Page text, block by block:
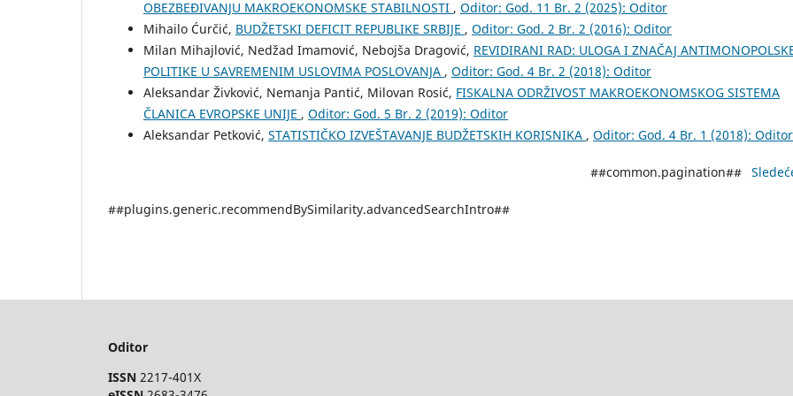
OBEZBEĐIVANJU MAKROEKONOMSKE STABILNOSTI , Oditor: God. 11 Br. 2 (2025): Oditor
Mihailo Ćurčić, BUDŽЕTSKI DЕFICIT RЕPUBLIKЕ SRBIJЕ , Oditor: God. 2 Br. 2 (2016): Oditor
Milan Mihajlović, Nedžad Imamović, Nebojša Dragović, REVIDIRANI RAD: ULOGA I ZNAČAJ
POLITIKE U SAVREMENIM USLOVIMA POSLOVANJA , Oditor: God. 4 Br. 2 (2018): Oditor
Aleksandar Živković, Nemanja Pantić, Milovan Rosić, FISKALNA ODRŽIVOST MAKROEKONOMSKOG SISTEMA
ČLANICA EVROPSKE UNIJE , Oditor: God. 5 Br. 2 (2019): Oditor
Aleksandar Petković, STATISTIČKO IZVEŠTAVANJE BUDŽETSKIH KORISNIKA , Oditor: God. 4 Br. 1 (2018): Oditor
##common.pagination##
##plugins.generic.recommendBySimilarity.advancedSearchIntro##
Oditor
ISSN 2217-401X